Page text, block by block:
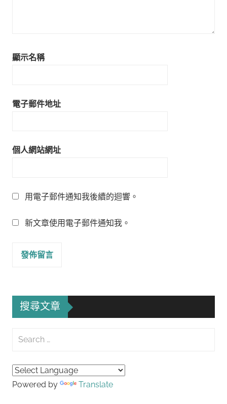
顯示名稱
電子郵件地址
個人網站網址
用電子郵件通知我後續的迴響。
新文章使用電子郵件通知我。
搜尋文章
Search
Powered by Translate